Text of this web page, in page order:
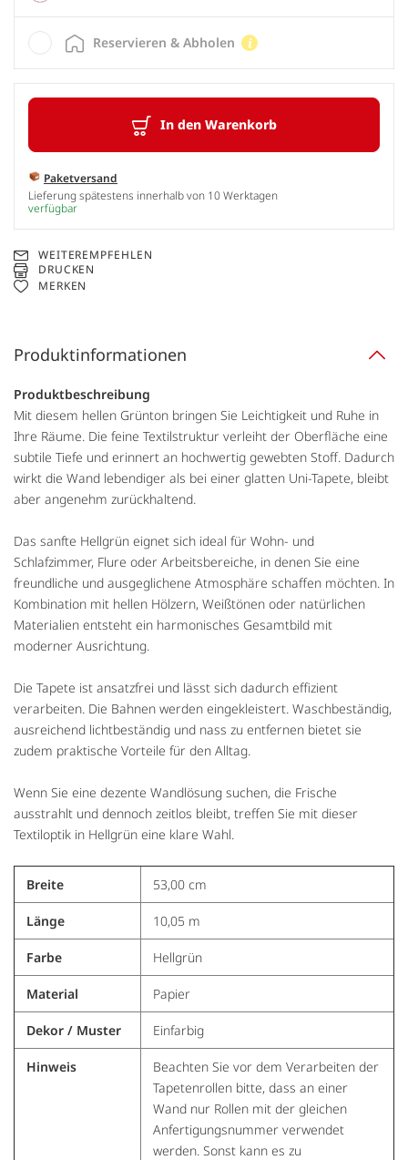
In den Warenkorb
Paketversand
Lieferung spätestens innerhalb von 10 Werktagen
verfügbar
Reservieren & Abholen
WEITEREMPFEHLEN
DRUCKEN
MERKEN
Produktinformationen
Produktbeschreibung
Mit diesem hellen Grünton bringen Sie Leichtigkeit und Ruhe in
Ihre Räume. Die feine Textilstruktur verleiht der Oberfläche eine
subtile Tiefe und erinnert an hochwertig gewebten Stoff. Dadurch
wirkt die Wand lebendiger als bei einer glatten Uni-Tapete, bleibt
aber angenehm zurückhaltend.
Das sanfte Hellgrün eignet sich ideal für Wohn- und
Schlafzimmer, Flure oder Arbeitsbereiche, in denen Sie eine
freundliche und ausgeglichene Atmosphäre schaffen möchten. In
Kombination mit hellen Hölzern, Weißtönen oder natürlichen
Materialien entsteht ein harmonisches Gesamtbild mit
moderner Ausrichtung.
Die Tapete ist ansatzfrei und lässt sich dadurch effizient
verarbeiten. Die Bahnen werden eingekleistert. Waschbeständig,
ausreichend lichtbeständig und nass zu entfernen bietet sie
zudem praktische Vorteile für den Alltag.
Wenn Sie eine dezente Wandlösung suchen, die Frische
ausstrahlt und dennoch zeitlos bleibt, treffen Sie mit dieser
Textiloptik in Hellgrün eine klare Wahl.
Breite 53,00 cm
Länge 10,05 m
Farbe Hellgrün
Material Papier
Dekor / Muster Einfarbig
Hinweis
Beachten Sie vor dem Verarbeiten der
Tapetenrollen bitte, dass an einer
Wand nur Rollen mit der gleichen
Anfertigungsnummer verwendet
werden. Sonst kann es zu